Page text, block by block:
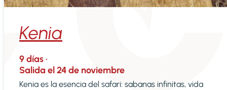
Kenia
9días ·
Salida el24 de noviembre
Kenia es la esencia del safari: sabanas infinitas, vida